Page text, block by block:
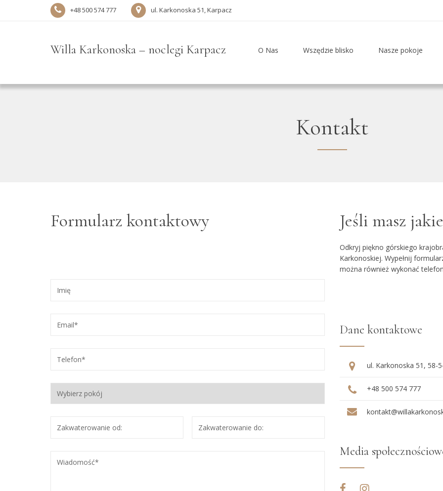
+48 500 574 777 ul. Karkonoska 51, Karpacz
Willa Karkonoska – noclegi Karpacz O Nas Wszędzie blisko Nasze pokoje
Kontakt
Formularz kontaktowy Jeśli masz
Odkryj piękno górskiego
Karkonoskiej. Wypełnij
można również wykonać
Dane kontaktowe
ul. Karkonoska 51, 58-
+48 500 574 777
Media